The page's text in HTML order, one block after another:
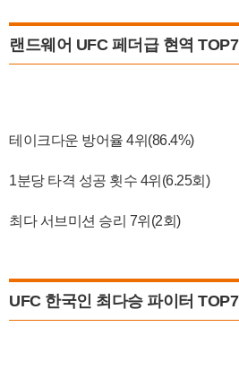
랜드웨어 UFC 페더급 현역 TOP7
테이크다운 방어율 4위(86.4%)
1분당 타격 성공 횟수 4위(6.25회)
최다 서브미션 승리 7위(2회)
UFC 한국인 최다승 파이터 TOP7